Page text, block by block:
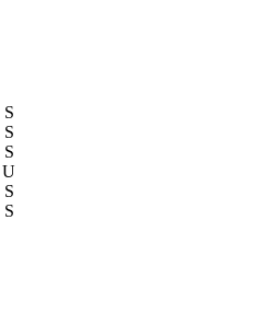
S
S
S
U
S
S